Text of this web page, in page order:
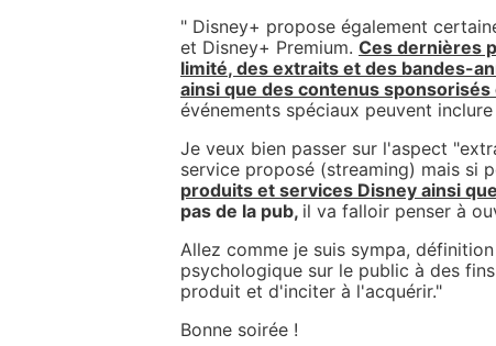
" Disney+ propose également
et Disney+ Premium. Ces dernières
limité, des extraits et des bandes-
ainsi que des contenus sponsorisés
événements spéciaux peuvent
Je veux bien passer sur l'aspect
service proposé (streaming) mais si
produits et services Disney ainsi
pas de la pub, il va falloir penser à
Allez comme je suis sympa,
psychologique sur le public à des
produit et d'inciter à l'acquérir."
Bonne soirée !